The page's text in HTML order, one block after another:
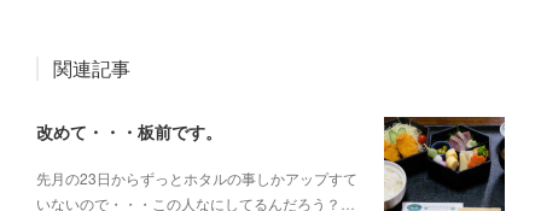
関連記事
改めて・・・板前です。
先月の23日からずっとホタルの事しかアップすて
いないので・・・この人なにしてるんだろう？…